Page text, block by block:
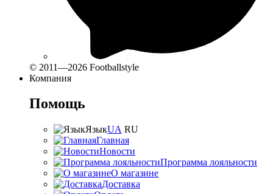
© 2011—2026 Footballstyle
Компания
Помощь
ЯзыкUA RU
Главная
Новости
Программа лояльности
О магазине
Доставка